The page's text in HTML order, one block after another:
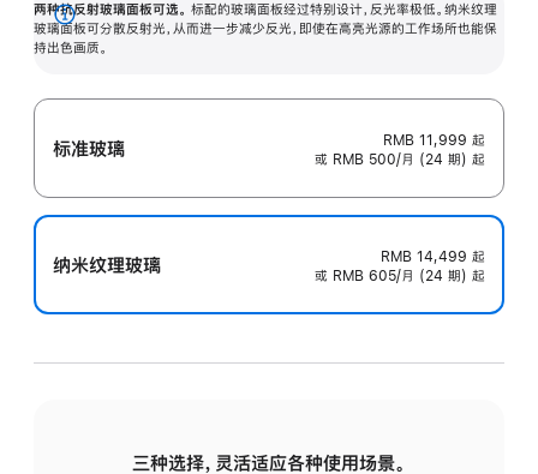
两种抗反射玻璃面板可选。 标配的玻璃面板经过特别设计，反光率极低。纳米纹理
玻璃面板可分散反射光，从而进一步减少反光，即使在高亮光源的工作场所也能保
持出色画质。
展
开
标准玻璃 RMB 11,999 起
或 RMB 500/月 (24 期) 起
纳米纹理玻璃 RMB 14,499 起
或 RMB 605/月 (24 期) 起
三种选择，灵活适应各种使用场景。